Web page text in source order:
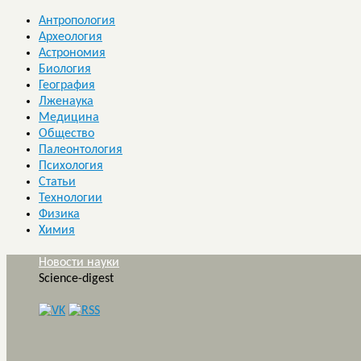
Антропология
Археология
Астрономия
Биология
География
Лженаука
Медицина
Общество
Палеонтология
Психология
Статьи
Технологии
Физика
Химия
Новости науки
Science-digest